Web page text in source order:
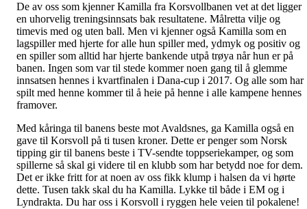
De av oss som kjenner Kamilla fra Korsvollbanen vet at det ligger
en uhorvelig treningsinnsats bak resultatene. Målretta vilje og
timevis med og uten ball. Men vi kjenner også Kamilla som en
lagspiller med hjerte for alle hun spiller med, ydmyk og positiv og
en spiller som alltid har hjerte bankende utpå trøya når hun er på
banen. Ingen som var til stede kommer noen gang til å glemme
innsatsen hennes i kvartfinalen i Dana-cup i 2017. Og alle som har
spilt med henne kommer til å heie på henne i alle kampene hennes
framover.
Med kåringa til banens beste mot Avaldsnes, ga Kamilla også en
gave til Korsvoll på ti tusen kroner. Dette er penger som Norsk
tipping gir til banens beste i TV-sendte toppseriekamper, og som
spillerne så skal gi videre til en klubb som har betydd noe for dem.
Det er ikke fritt for at noen av oss fikk klump i halsen da vi hørte
dette. Tusen takk skal du ha Kamilla. Lykke til både i EM og i
Lyndrakta. Du har oss i Korsvoll i ryggen hele veien til pokalene!